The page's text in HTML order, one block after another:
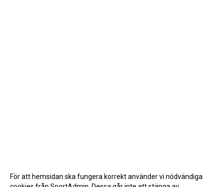
För att hemsidan ska fungera korrekt använder vi nödvändiga